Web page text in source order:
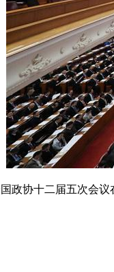
协十二届五次会议